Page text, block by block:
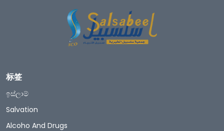
标签
ඉස්ලාම්
Salvation
Alcoho And Drugs